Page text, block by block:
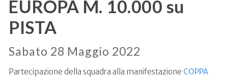
EUROPA M. 10.000 su
PISTA
Sabato 28 Maggio 2022
Partecipazione della squadra alla manifestazione COPPA